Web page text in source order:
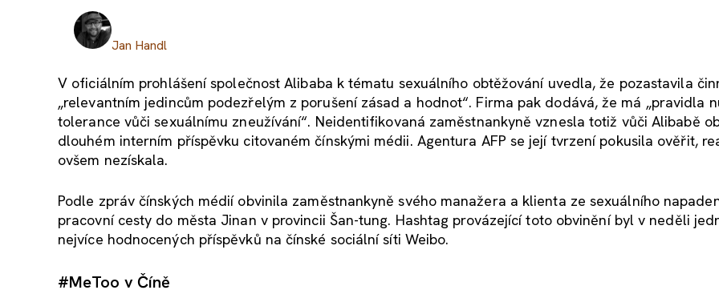
Jan Handl
V oficiálním prohlášení společnost Alibaba k tématu sexuálního obtěžování uvedla, že pozastavila
„relevantním jedincům podezřelým z porušení zásad a hodnot“. Firma pak dodává, že má „pravidla
tolerance vůči sexuálnímu zneužívání“. Neidentifikovaná zaměstnankyně vznesla totiž vůči Alibabě
dlouhém interním příspěvku citovaném čínskými médii. Agentura AFP se její tvrzení pokusila ověřit,
ovšem nezískala.
Podle zpráv čínských médií obvinila zaměstnankyně svého manažera a klienta ze sexuálního
pracovní cesty do města Jinan v provincii Šan-tung. Hashtag provázející toto obvinění byl v neděli
nejvíce hodnocených příspěvků na čínské sociální síti Weibo.
#MeToo v Číně